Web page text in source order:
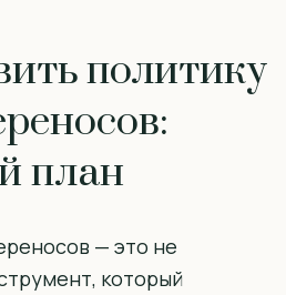
политику
план
— это не
который